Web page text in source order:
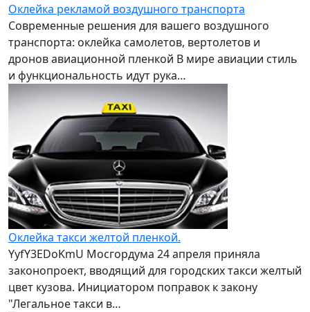
Оклейка рекламой воздушного транспорта
Современные решения для вашего воздушного
транспорта: оклейка самолетов, вертолетов и
дронов авиационной пленкой В мире авиации стиль
и функциональность идут рука…
Оклейка такси желтой пленкой.
YyfY3EDoKmU Мосгордума 24 апреля приняла
законопроект, вводящий для городских такси желтый
цвет кузова. Инициатором поправок к закону
"Легальное такси в…